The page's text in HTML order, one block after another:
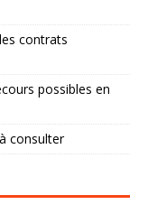
contrats
possibles en
consulter